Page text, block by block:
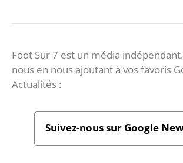
Foot Sur 7 est un média
nous en nous ajoutant à vos favoris
Actualités :
Suivez-nous sur Google